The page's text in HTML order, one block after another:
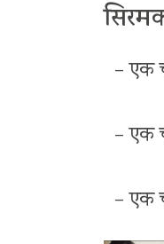
– एक
– एक
– एक